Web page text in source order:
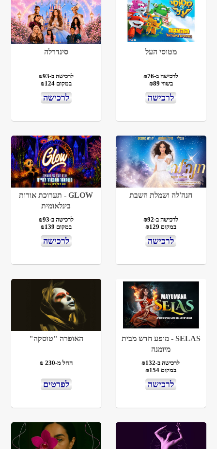
מטוסי העל
לרכישה ב-₪76
בשווי ₪89
לרכישה
סינדרלה
לרכישה ב-₪93
במקום ₪124
לרכישה
חנה'לה ושמלת השבת
לרכישה ב-₪92
במקום ₪129
לרכישה
GLOW - תערוכת אורות
בינלאומית
לרכישה ב-₪93
במקום ₪139
לרכישה
SELAS - מופע חדש מבית
מיומנה
לרכישה ב-₪132
במקום ₪154
לרכישה
האופרה "טוסקה"
החל מ-230 ₪
לפרטים